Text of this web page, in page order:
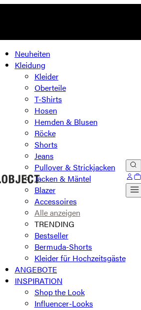
Neuheiten
Kleidung
Kleider
Oberteile
T-Shirts
Hosen
Hemden & Blusen
Röcke
Shorts
Jeans
Pullover & Strickjacken
Jacken & Mäntel
Blazer
Accessoires
Alle anzeigen
TRENDING
Bestseller
Bermuda-Shorts
Kleider für Hochzeitsgäste
ANGEBOTE
INSPIRATION
Shop the Look
Influencer-Looks